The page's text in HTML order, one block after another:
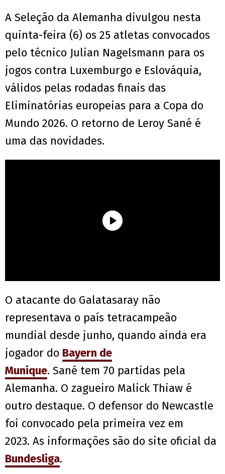
A Seleção da Alemanha divulgou nesta
quinta-feira (6) os 25 atletas convocados
pelo técnico Julian Nagelsmann para os
jogos contra Luxemburgo e Eslováquia,
válidos pelas rodadas finais das
Eliminatórias europeias para a Copa do
Mundo 2026. O retorno de Leroy Sané é
uma das novidades.
O atacante do Galatasaray não
representava o país tetracampeão
mundial desde junho, quando ainda era
jogador do Bayern de
Munique. Sané tem 70 partidas pela
Alemanha. O zagueiro Malick Thiaw é
outro destaque. O defensor do Newcastle
foi convocado pela primeira vez em
2023. As informações são do site oficial da
Bundesliga.